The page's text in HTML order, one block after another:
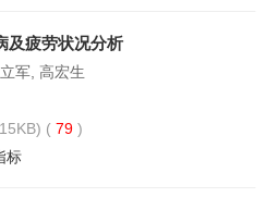
及疲劳状况分析
军, 高宏生
( 79 )
标